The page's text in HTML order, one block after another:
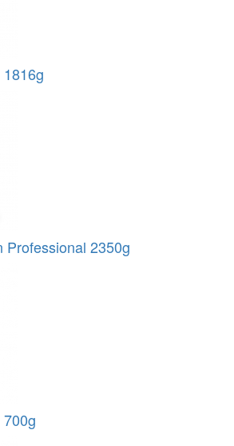
Professional 2350g